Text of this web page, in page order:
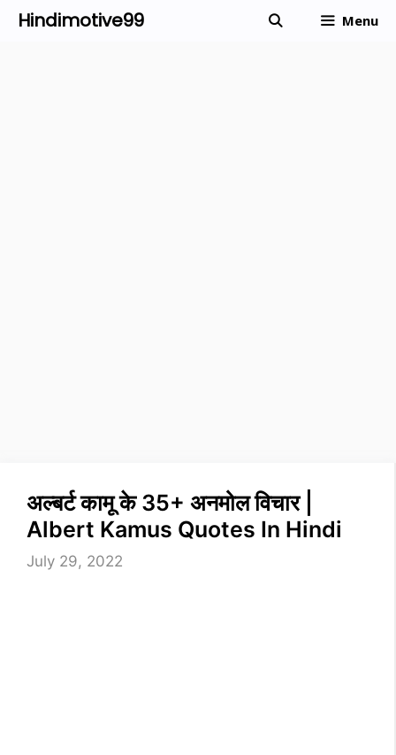
SkipHindimotive99 Menu
अल्बर्ट कामू के 35+ अनमोल विचार |
Albert Kamus Quotes In Hindi
July 29, 2022